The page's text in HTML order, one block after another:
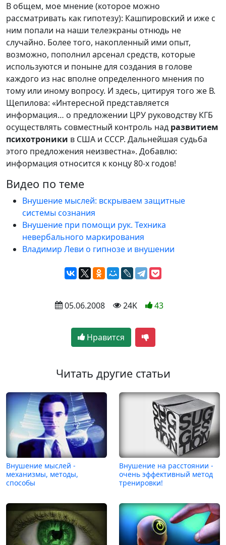
В общем, мое мнение (которое можно
рассматривать как гипотезу): Кашпировский и иже с
ним попали на наши телеэкраны отнюдь не
случайно. Более того, накопленный ими опыт,
возможно, пополнил арсенал средств, которые
используются и поныне для создания в голове
каждого из нас вполне определенного мнения по
тому или иному вопросу. И здесь, цитируя того же В.
Щепилова: «Интересной представляется
информация… о предложении ЦРУ руководству КГБ
осуществлять совместный контроль над развитием
психотроники в США и СССР. Дальнейшая судьба
этого предложения неизвестна». Добавлю:
информация относится к концу 80-х годов!
Видео по теме
Внушение мыслей: вскрываем защитные
системы сознания
Внушение при помощи рук. Техника
невербального маркирования
Владимир Леви о гипнозе и внушении
05.06.2008 24K 43
Нравится
Читать другие статьи
Внушение мыслей -
механизмы, методы,
способы
Внушение на расстоянии -
очень эффективный метод
тренировки!